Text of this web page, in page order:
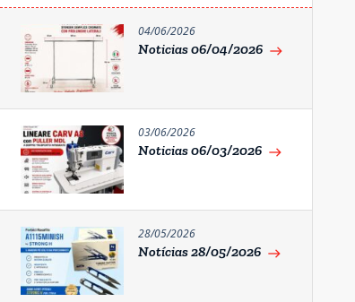
04/06/2026
Noticias 06/04/2026 east
03/06/2026
Noticias 06/03/2026 east
28/05/2026
Notícias 28/05/2026 east